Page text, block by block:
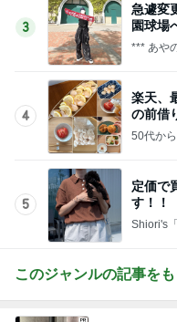
3
急遽変
園球場
4
楽天、
の前借
5
定価で
す！！
Shiori's
このジャンルの記事を